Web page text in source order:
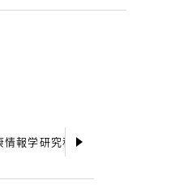
報学研究科ニュース